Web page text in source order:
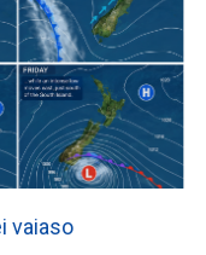
vaiaso